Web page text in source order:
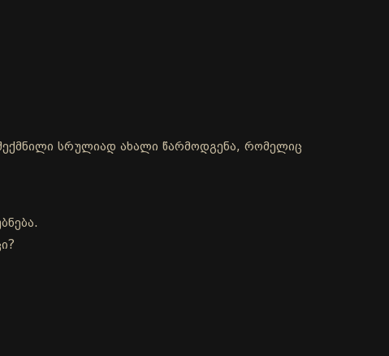
სრულიად ახალი წარმოდგენა, რომელიც